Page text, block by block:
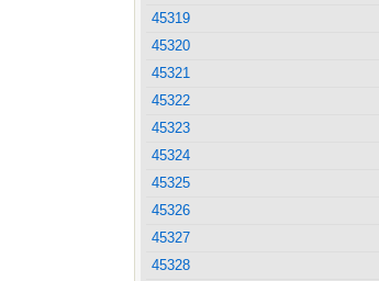
45319
45320
45321
45322
45323
45324
45325
45326
45327
45328